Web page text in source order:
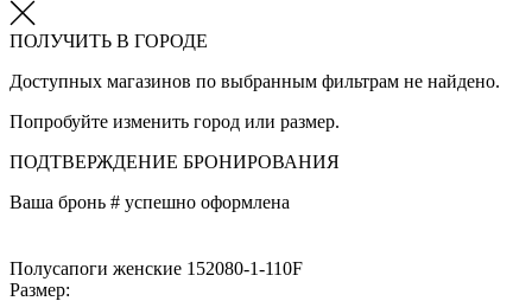
ПОЛУЧИТЬ В ГОРОДЕ
Доступных магазинов по выбранным фильтрам не найдено.
Попробуйте изменить город или размер.
ПОДТВЕРЖДЕНИЕ БРОНИРОВАНИЯ
Ваша бронь # успешно оформлена
Полусапоги женские 152080-1-110F
Размер: